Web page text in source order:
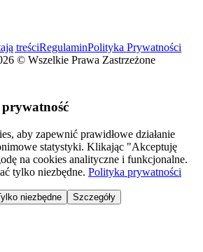
treściRegulaminPolityka Prywatności
© Wszelkie Prawa Zastrzeżone
aby zapewnić prawidłowe działanie
statystyki. Klikając "Akceptuję
na cookies analityczne i funkcjonalne.
tylko niezbędne. Polityka prywatności
niezbędne Szczegóły